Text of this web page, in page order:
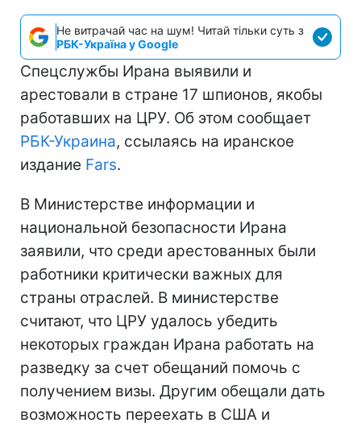
Не витрачай час на шум! Читай тільки суть з
РБК-Україна у Google
Спецслужбы Ирана выявили и
арестовали в стране 17 шпионов, якобы
работавших на ЦРУ. Об этом сообщает
РБК-Украина, ссылаясь на иранское
издание Fars.
В Министерстве информации и
национальной безопасности Ирана
заявили, что среди арестованных были
работники критически важных для
страны отраслей. В министерстве
считают, что ЦРУ удалось убедить
некоторых граждан Ирана работать на
разведку за счет обещаний помочь с
получением визы. Другим обещали дать
возможность переехать в США и